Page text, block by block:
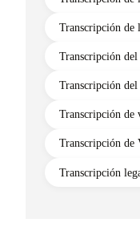
Transcripción de
Transcripción
Transcripción
Transcripción de
Transcripción de
Transcripción